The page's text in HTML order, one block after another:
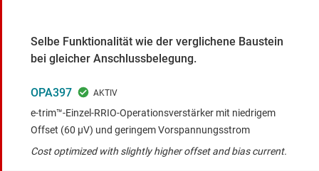
Selbe Funktionalität wie der verglichene Baustein
bei gleicher Anschlussbelegung.
OPA397
e-trim™-Einzel-RRIO-Operationsverstärker mit niedrigem
Offset (60 µV) und geringem Vorspannungsstrom
Cost optimized with slightly higher offset and bias current.